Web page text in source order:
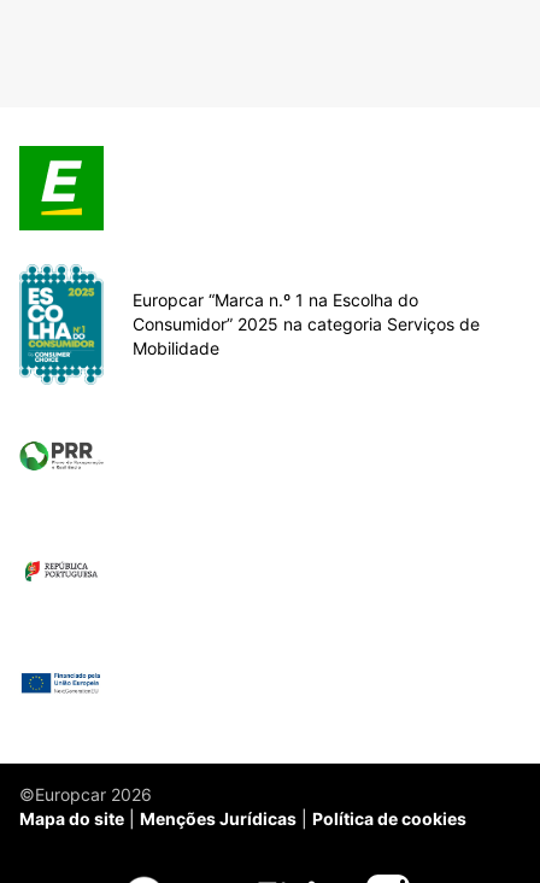
Europcar “Marca n.º 1 na Escolha do
Consumidor” 2025 na categoria Serviços de
Mobilidade
©Europcar 2026
Mapa do site
Menções Jurídicas Política de cookies